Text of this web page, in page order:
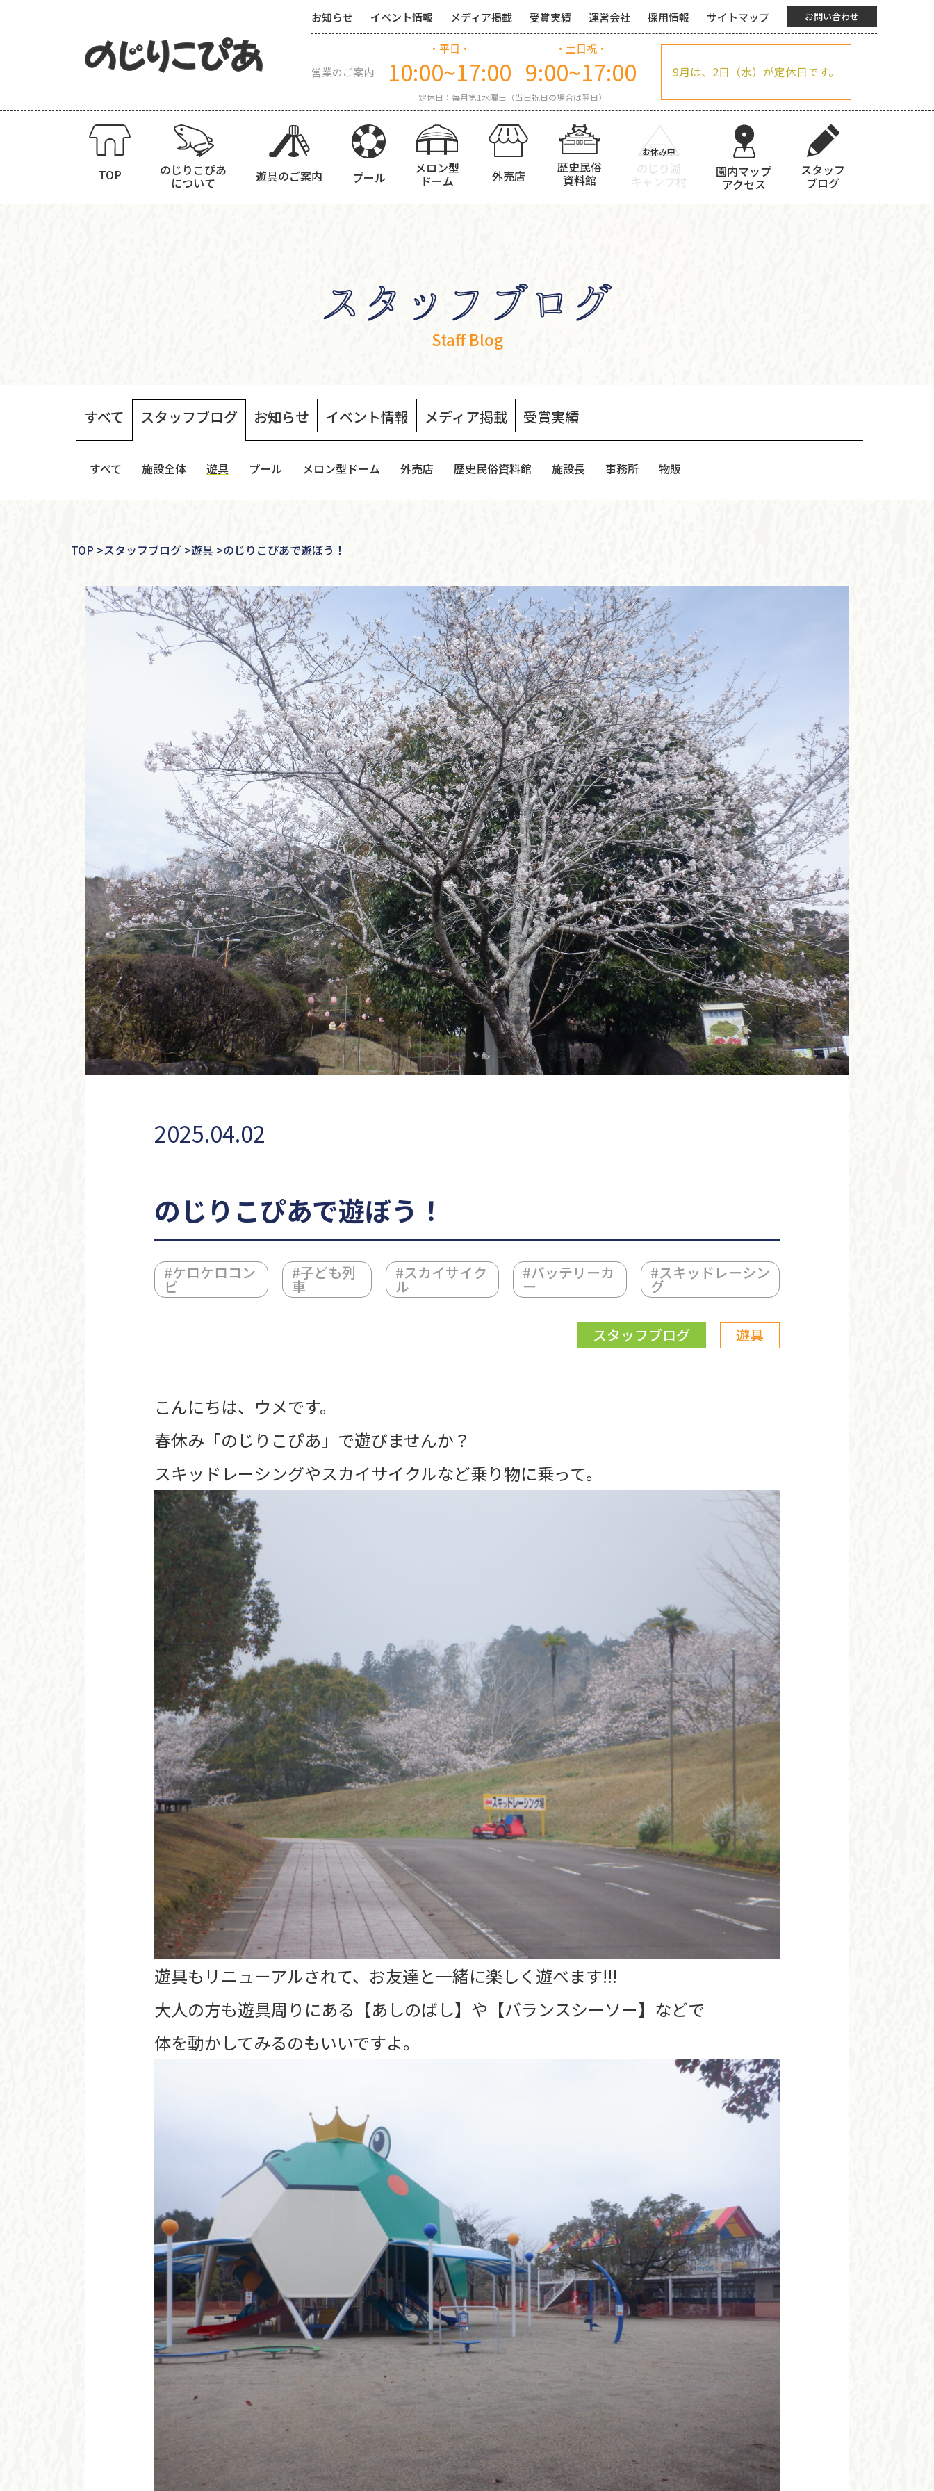
お知らせ イベント情報 メディア掲載 受賞実績 運営会社 採用情報 サイトマップ お問い合わせ
営業のご案内
・平日・
10:00~17:00
・土日祝・
9:00~17:00
定休日：毎月第1水曜日（当日祝日の場合は翌日）
9月は、2日（水）が定休日です。
TOP のじりこぴあ
について 遊具のご案内 プール
メロン型
ドーム 外売店
歴史民俗
資料館
のじり湖
キャンプ村
園内マップ
アクセス
スタッフ
ブログ
Staff Blog
すべて スタッフブログ お知らせ イベント情報 メディア掲載 受賞実績
すべて 施設全体 遊具 プール メロン型ドーム 外売店 歴史民俗資料館 施設長 事務所 物販
TOP >スタッフブログ >遊具 >のじりこぴあで遊ぼう！
2025.04.02
のじりこぴあで遊ぼう！
#ケロケロコン
ビ
#子ども列
車
#スカイサイク
ル
#バッテリーカ
ー
#スキッドレーシン
グ
スタッフブログ 遊具
こんにちは、ウメです。
春休み「のじりこぴあ」で遊びませんか？
スキッドレーシングやスカイサイクルなど乗り物に乗って。
遊具もリニューアルされて、お友達と一緒に楽しく遊べます!!!
大人の方も遊具周りにある【あしのばし】や【バランスシーソー】などで
体を動かしてみるのもいいですよ。